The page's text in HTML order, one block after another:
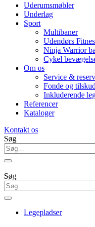
Uderumsmøbler
Underlag
Sport
Multibaner
Udendørs
Ninja Warrior
Cykel
Om os
Service &
Fonde og
Inkluderende
Referencer
Kataloger
Kontakt os
Søg
Søg
Legepladser